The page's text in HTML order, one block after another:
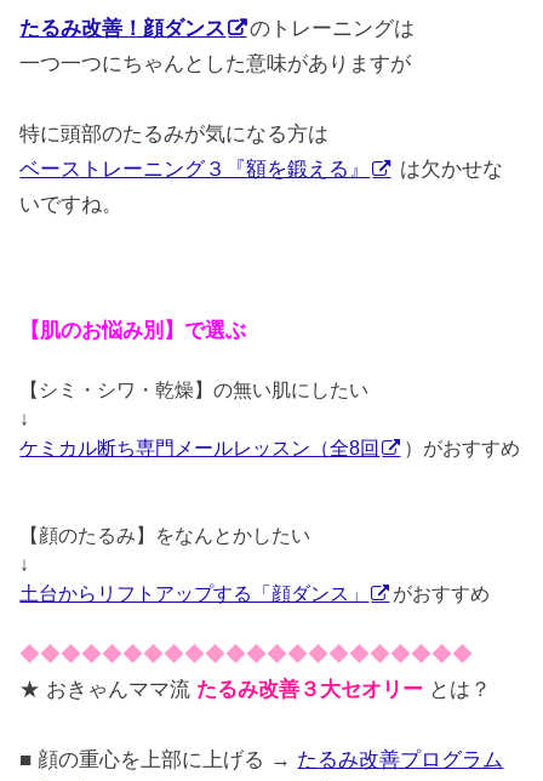
たるみ改善！顔ダンス
のトレーニングは
一つ一つにちゃんとした意味がありますが
特に頭部のたるみが気になる方は
ベーストレーニング３『額を鍛える』
は欠かせな
いですね。
【肌のお悩み別】で選ぶ
【シミ・シワ・乾燥】の無い肌にしたい
↓
ケミカル断ち専門メールレッスン（全8回
）がおすすめ
【顔のたるみ】をなんとかしたい
↓
土台からリフトアップする「顔ダンス」
がおすすめ
◆◆◆◆◆◆◆◆◆◆◆◆◆◆◆◆◆◆◆◆◆◆
★ おきゃんママ流 たるみ改善３大セオリー とは？
■ 顔の重心を上部に上げる → たるみ改善プログラム